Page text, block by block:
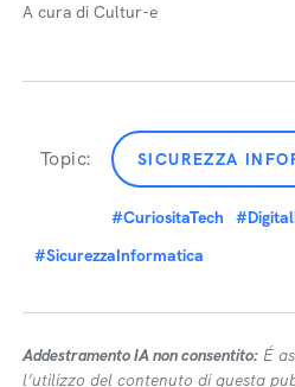
A cura di Cultur-e
Topic: SICUREZZA
#CuriositaTech
#SicurezzaInformatica
Addestramento IA non consentito: É
l’utilizzo del contenuto di questa